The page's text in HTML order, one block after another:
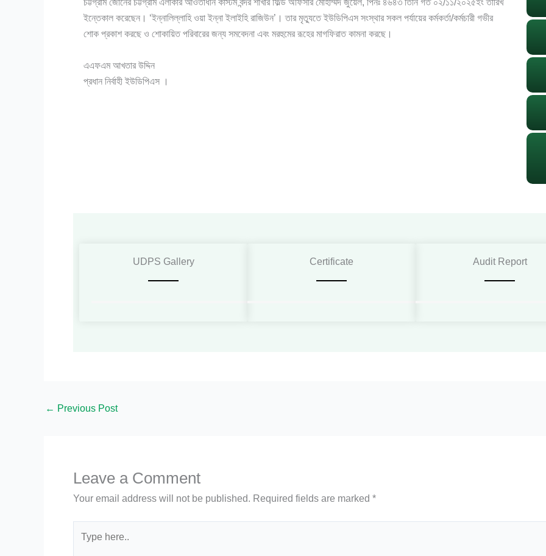
চট্টগ্রাম জোনের চট্টগ্রাম এলাকার আওতাধীন কাস্টম বন্দর শাখার ফিল্ড অফিসার মোহাম্মদ জুয়েল, পিনঃ ৪৬৪৩ তিনি গত ০২/১১/২০২৫ইং তারিখ
ইন্তেকাল করেছেন। ‘ইন্নালিল্লাহি ওয়া ইন্না ইলাইহি রাজিউন’। তার মৃত্যুতে ইউডিপিএস সংস্থার সকল পর্যায়ের কর্মকর্তা/কর্মচারী গভীর
শোক প্রকাশ করছে ও শোকায়িত পরিবারের জন্য সমবেদনা এবং মরহুমের রূহের মাগফিরাত কামনা করছে।
এএফএম আখতার উদ্দিন
প্রধান নির্বাহী ইউডিপিএস ।
UDPS Gallery​ Certificate Audit Report
← Previous Post
Leave a Comment
Your email address will not be published. Required fields are marked *
here..